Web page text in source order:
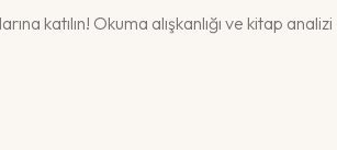
katılın! Okuma alışkanlığı ve kitap analizi